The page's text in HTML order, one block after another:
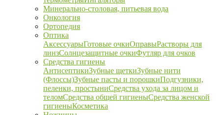
Минерально-столовая, питьевая вода
Онкология
Ортопедия
Оптика
АксессуарыГотовые очкиОправыРастворы для
линзСолнцезащитные очкиФутляр для очков
Средства гигиены
АнтисептикиЗубные щеткиЗубные нити
(Флоссы)Зубные пасты и порошкиПодгузники,
пеленки, простыниСредства ухода за лицом и
теломСредства общей гигиеныСредства женской
гигиеныКосметика